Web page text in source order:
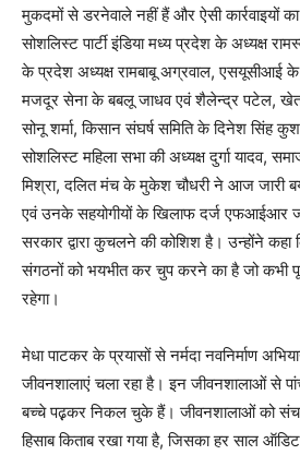
मुकदमों से डरनेवाले नहीं हैं और ऐसी कार्रवाइयों
सोशलिस्ट पार्टी इंडिया मध्य प्रदेश के अध्यक्ष
के प्रदेश अध्यक्ष रामबाबू अग्रवाल, एसयूसीआई के
मजदूर सेना के बबलू जाधव एवं शैलेन्द्र पटेल,
सोनू शर्मा, किसान संघर्ष समिति के दिनेश सिंह
सोशलिस्ट महिला सभा की अध्यक्ष दुर्गा यादव,
मिश्रा, दलित मंच के मुकेश चौधरी ने आज जारी
एवं उनके सहयोगीयों के खिलाफ दर्ज एफआईआर
सरकार द्वारा कुचलने की कोशिश है। उन्होंने कहा
संगठनों को भयभीत कर चुप करने का है जो कभी
रहेगा।
मेधा पाटकर के प्रयासों से नर्मदा नवनिर्माण
जीवनशालाएं चला रहा है। इन जीवनशालाओं से
बच्चे पढ़़कर निकल चुके हैं। जीवनशालाओं को
हिसाब किताब रखा गया है, जिसका हर साल ऑडिट